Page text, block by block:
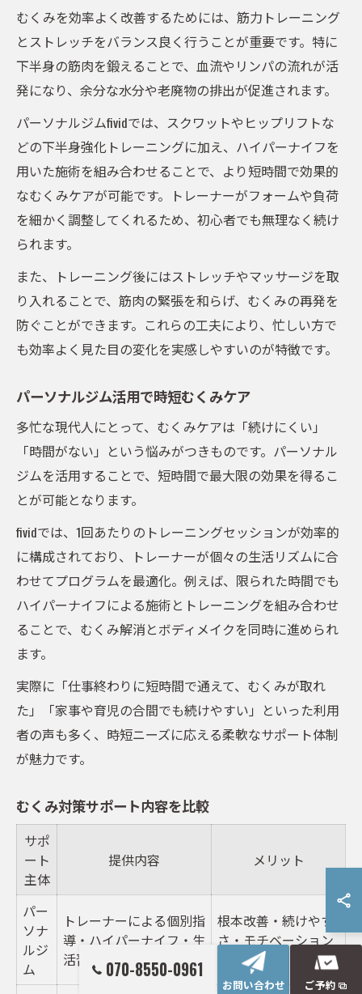
むくみを効率よく改善するためには、筋力トレーニング
とストレッチをバランス良く行うことが重要です。特に
下半身の筋肉を鍛えることで、血流やリンパの流れが活
発になり、余分な水分や老廃物の排出が促進されます。
パーソナルジムfividでは、スクワットやヒップリフトな
どの下半身強化トレーニングに加え、ハイパーナイフを
用いた施術を組み合わせることで、より短時間で効果的
なむくみケアが可能です。トレーナーがフォームや負荷
を細かく調整してくれるため、初心者でも無理なく続け
られます。
また、トレーニング後にはストレッチやマッサージを取
り入れることで、筋肉の緊張を和らげ、むくみの再発を
防ぐことができます。これらの工夫により、忙しい方で
も効率よく見た目の変化を実感しやすいのが特徴です。
パーソナルジム活用で時短むくみケア
多忙な現代人にとって、むくみケアは「続けにくい」
「時間がない」という悩みがつきものです。パーソナル
ジムを活用することで、短時間で最大限の効果を得るこ
とが可能となります。
fividでは、1回あたりのトレーニングセッションが効率的
に構成されており、トレーナーが個々の生活リズムに合
わせてプログラムを最適化。例えば、限られた時間でも
ハイパーナイフによる施術とトレーニングを組み合わせ
ることで、むくみ解消とボディメイクを同時に進められ
ます。
実際に「仕事終わりに短時間で通えて、むくみが取れ
た」「家事や育児の合間でも続けやすい」といった利用
者の声も多く、時短ニーズに応える柔軟なサポート体制
が魅力です。
むくみ対策サポート内容を比較
サポ
ート
主体
提供内容 メリット
パー
ソナ
ルジ
ム
トレーナーによる個別指
導・ハイパーナイフ・生
活習慣改善提案
根本改善・続けやす
さ・モチベーション
維持
070-8550-0961
お問い合わせ ご予約